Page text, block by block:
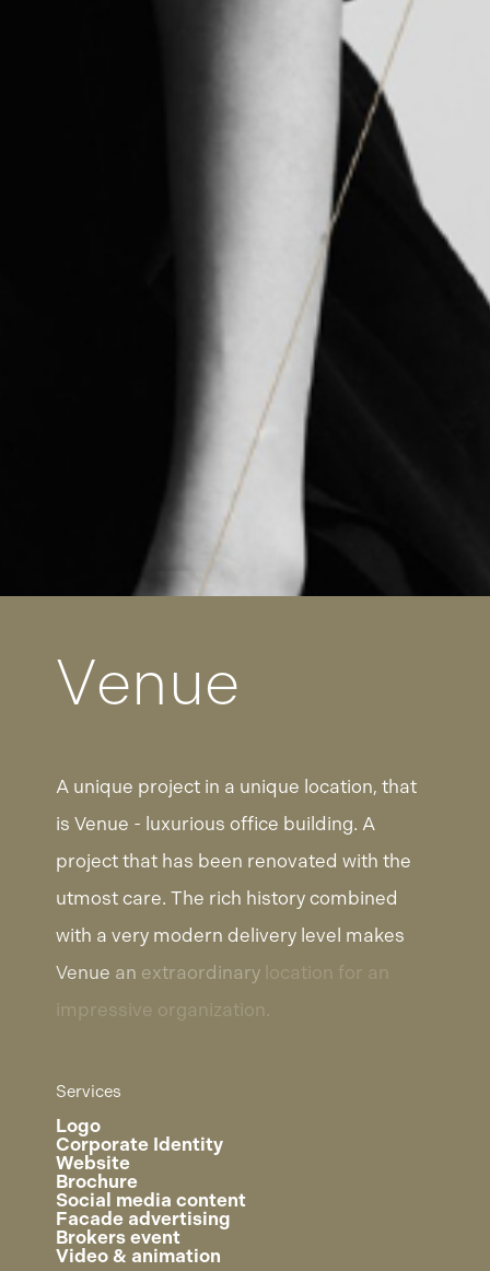
Venue
A unique project in a unique location, that
is Venue - luxurious office building. A
project that has been renovated with the
utmost care. The rich history combined
with a very modern delivery level makes
Venue an extraordinary location for an
impressive organization.
Services
Logo
Corporate Identity
Website
Brochure
Social media content
Facade advertising
Brokers event
Video & animation